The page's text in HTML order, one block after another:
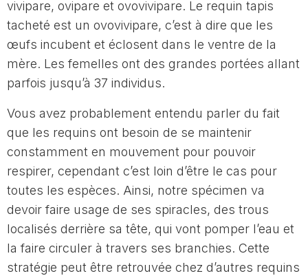
vivipare, ovipare et ovovivipare. Le requin tapis
tacheté est un ovovivipare, c’est à dire que les
œufs incubent et éclosent dans le ventre de la
mère. Les femelles ont des grandes portées allant
parfois jusqu’à 37 individus.
Vous avez probablement entendu parler du fait
que les requins ont besoin de se maintenir
constamment en mouvement pour pouvoir
respirer, cependant c’est loin d’être le cas pour
toutes les espèces. Ainsi, notre spécimen va
devoir faire usage de ses spiracles, des trous
localisés derrière sa tête, qui vont pomper l’eau et
la faire circuler à travers ses branchies. Cette
stratégie peut être retrouvée chez d’autres requins